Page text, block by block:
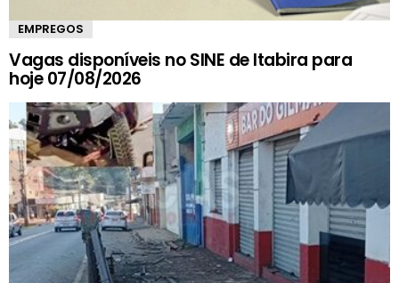
EMPREGOS
Vagas disponíveis no SINE de Itabira para
hoje 07/08/2026